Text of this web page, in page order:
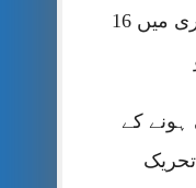
سے ہنگامی کال پر چکری میں 16
کے